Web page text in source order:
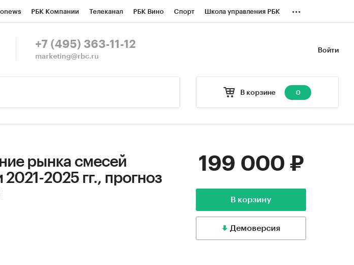
РБК Компании Телеканал РБК Вино Спорт Школа управления РБК
СПб Спецпроекты
...
Войти
+7 (495) 363-11-12
marketing@rbc.ru
В корзине 0
рынка смесей
2025 гг., прогноз
199 000 ₽
В корзину
Демоверсия